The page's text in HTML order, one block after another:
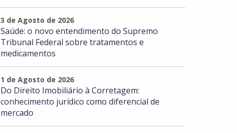
3 de Agosto de 2026
Saúde: o novo entendimento do Supremo
Tribunal Federal sobre tratamentos e
medicamentos
1 de Agosto de 2026
Do Direito Imobiliário à Corretagem:
conhecimento jurídico como diferencial de
mercado